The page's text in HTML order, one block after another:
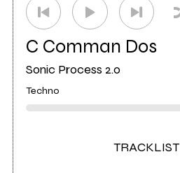
C Comman Dos
Sonic Process 2.0
Techno
TRACKLIST